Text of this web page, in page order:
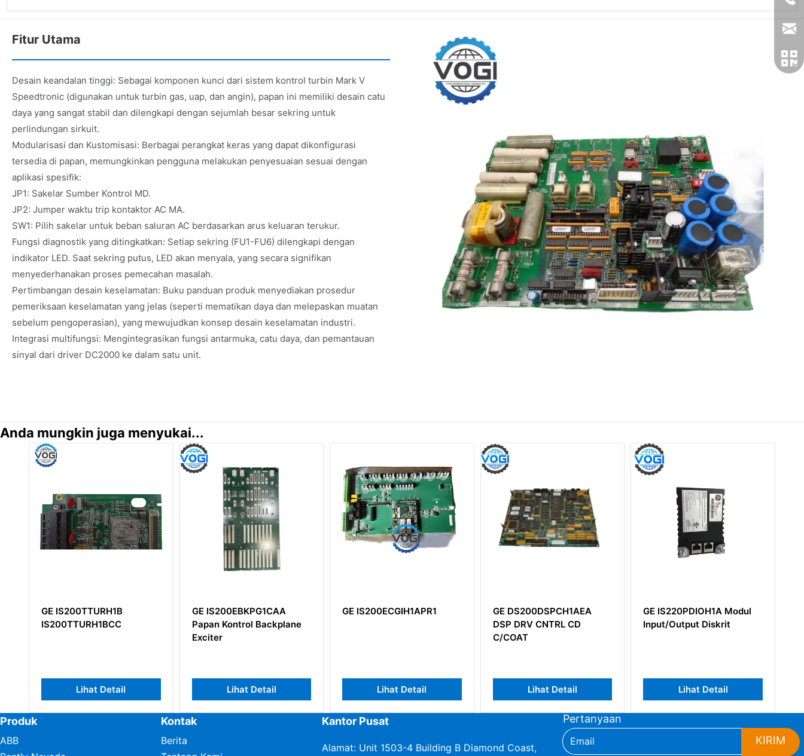
Fitur Utama
Desain keandalan tinggi: Sebagai komponen kunci dari sistem kontrol turbin Mark V
Speedtronic (digunakan untuk turbin gas, uap, dan angin), papan ini memiliki desain catu
daya yang sangat stabil dan dilengkapi dengan sejumlah besar sekring untuk
perlindungan sirkuit.
Modularisasi dan Kustomisasi: Berbagai perangkat keras yang dapat dikonfigurasi
tersedia di papan, memungkinkan pengguna melakukan penyesuaian sesuai dengan
aplikasi spesifik:
JP1: Sakelar Sumber Kontrol MD.
JP2: Jumper waktu trip kontaktor AC MA.
SW1: Pilih sakelar untuk beban saluran AC berdasarkan arus keluaran terukur.
Fungsi diagnostik yang ditingkatkan: Setiap sekring (FU1-FU6) dilengkapi dengan
indikator LED. Saat sekring putus, LED akan menyala, yang secara signifikan
menyederhanakan proses pemecahan masalah.
Pertimbangan desain keselamatan: Buku panduan produk menyediakan prosedur
pemeriksaan keselamatan yang jelas (seperti mematikan daya dan melepaskan muatan
sebelum pengoperasian), yang mewujudkan konsep desain keselamatan industri.
Integrasi multifungsi: Mengintegrasikan fungsi antarmuka, catu daya, dan pemantauan
sinyal dari driver DC2000 ke dalam satu unit.
Anda mungkin juga menyukai...
GE IS200TTURH1B
IS200TTURH1BCC
Lihat Detail
GE IS200EBKPG1CAA
Papan Kontrol Backplane
Exciter
Lihat Detail
GE IS200ECGIH1APR1
Lihat Detail
GE DS200DSPCH1AEA
DSP DRV CNTRL CD
C/COAT
Lihat Detail
GE IS220PDIOH1A Modul
Input/Output Diskrit
Lihat Detail
Produk
ABB
Kontak
Berita
Kantor Pusat
Alamat: Unit 1503-4 Building B Diamond Coast,
Pertanyaan
KIRIM